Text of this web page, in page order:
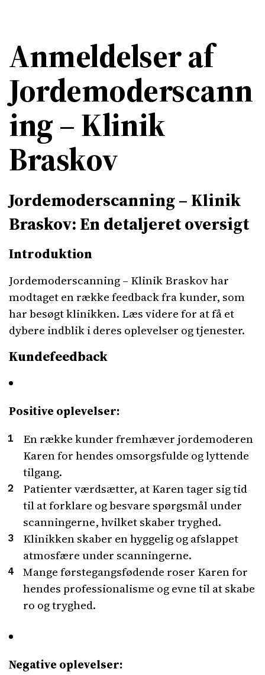
Anmeldelser af
Jordemoderscann
ing – Klinik
Braskov
Jordemoderscanning – Klinik
Braskov: En detaljeret oversigt
Introduktion
Jordemoderscanning – Klinik Braskov har
modtaget en række feedback fra kunder, som
har besøgt klinikken. Læs videre for at få et
dybere indblik i deres oplevelser og tjenester.
Kundefeedback
Positive oplevelser:
En række kunder fremhæver jordemoderen
Karen for hendes omsorgsfulde og lyttende
tilgang.
Patienter værdsætter, at Karen tager sig tid
til at forklare og besvare spørgsmål under
scanningerne, hvilket skaber tryghed.
Klinikken skaber en hyggelig og afslappet
atmosfære under scanningerne.
Mange førstegangsfødende roser Karen for
hendes professionalisme og evne til at skabe
ro og tryghed.
Negative oplevelser: